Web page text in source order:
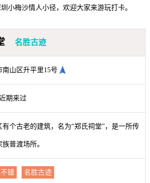
小梅沙情人小径，欢迎大家来游玩打卡。
名胜古迹
南山区升平里15号
期来过
有个古老的建筑，名为“郑氏祠堂”，是一所传
普渡场所。
错 名胜古迹